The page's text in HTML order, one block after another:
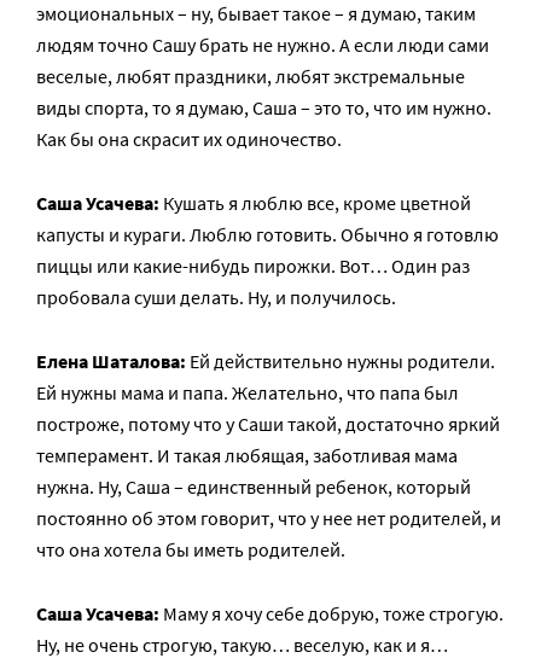
эмоциональных – ну, бывает такое – я думаю, таким
людям точно Сашу брать не нужно. А если люди сами
веселые, любят праздники, любят экстремальные
виды спорта, то я думаю, Саша – это то, что им нужно.
Как бы она скрасит их одиночество.
Саша Усачева: Кушать я люблю все, кроме цветной
капусты и кураги. Люблю готовить. Обычно я готовлю
пиццы или какие-нибудь пирожки. Вот… Один раз
пробовала суши делать. Ну, и получилось.
Елена Шаталова: Ей действительно нужны родители.
Ей нужны мама и папа. Желательно, что папа был
построже, потому что у Саши такой, достаточно яркий
темперамент. И такая любящая, заботливая мама
нужна. Ну, Саша – единственный ребенок, который
постоянно об этом говорит, что у нее нет родителей, и
что она хотела бы иметь родителей.
Саша Усачева: Маму я хочу себе добрую, тоже строгую.
Ну, не очень строгую, такую… веселую, как и я…